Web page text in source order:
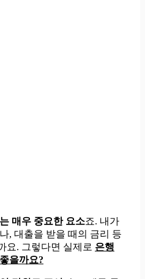
매우 중요한 요소죠. 내가
, 대출을 받을 때의 금리 등
요. 그렇다면 실제로 은행
을까요?